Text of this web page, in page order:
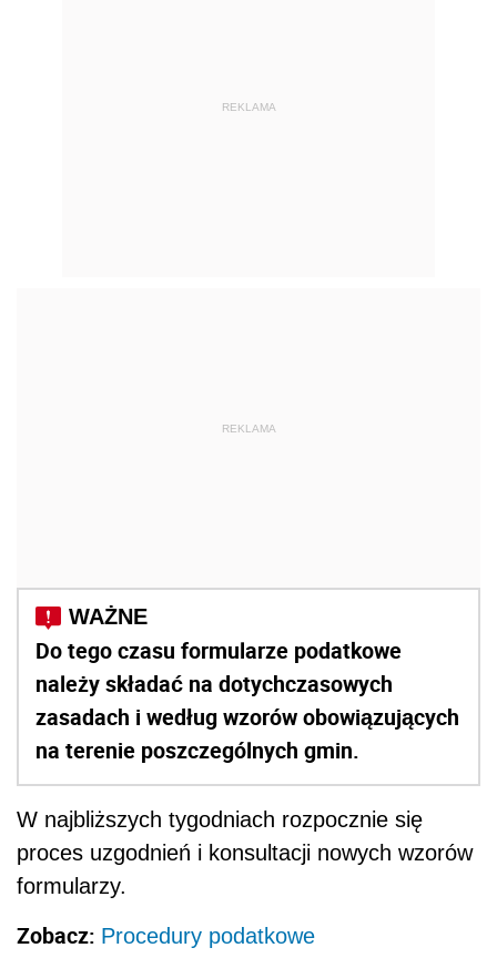
REKLAMA
REKLAMA
Do tego czasu formularze podatkowe
należy składać na dotychczasowych
zasadach i według wzorów obowiązujących
na terenie poszczególnych gmin.
W najbliższych tygodniach rozpocznie się
proces uzgodnień i konsultacji nowych wzorów
formularzy.
Zobacz: Procedury podatkowe